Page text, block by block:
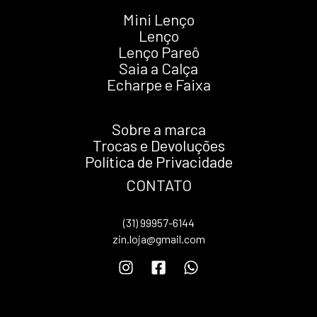
Mini Lenço
Lenço
Lenço Pareô
Saia a Calça
Echarpe e Faixa
Sobre a marca
Trocas e Devoluções
Política de Privacidade
CONTATO
(31) 99957-6144
zin.loja@gmail.com